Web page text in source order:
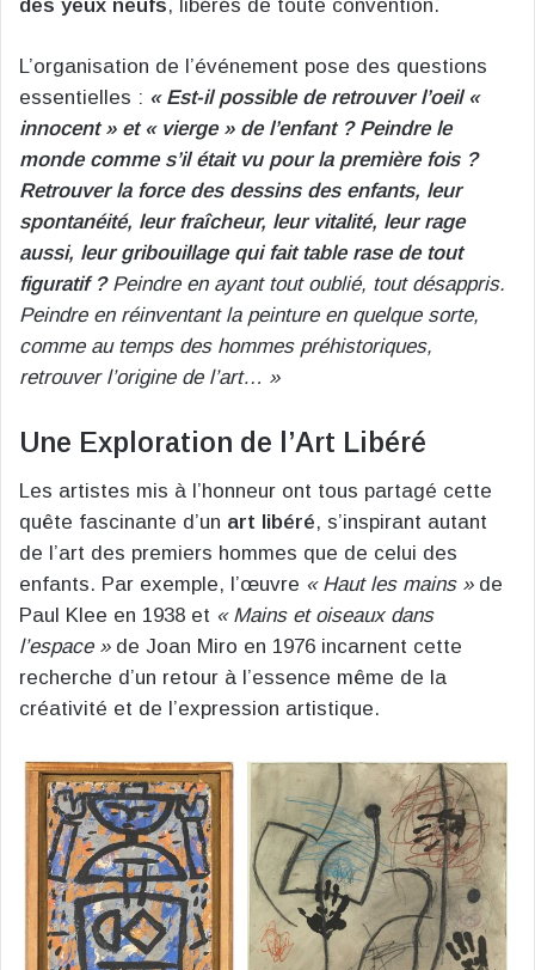
des yeux neufs, libérés de toute convention.
L’organisation de l’événement pose des questions
essentielles : « Est-il possible de retrouver l’oeil «
innocent » et « vierge » de l’enfant ? Peindre le
monde comme s’il était vu pour la première fois ?
Retrouver la force des dessins des enfants, leur
spontanéité, leur fraîcheur, leur vitalité, leur rage
aussi, leur gribouillage qui fait table rase de tout
figuratif ?Peindre en ayant tout oublié, tout désappris.
Peindre en réinventant la peinture en quelque sorte,
comme au temps des hommes préhistoriques,
retrouver l’origine de l’art… »
Une Exploration de l’Art Libéré
Les artistes mis à l’honneur ont tous partagé cette
quête fascinante d’un art libéré, s’inspirant autant
de l’art des premiers hommes que de celui des
enfants. Par exemple, l’œuvre « Haut les mains »de
Paul Klee en 1938 et « Mains et oiseaux dans
l’espace »de Joan Miro en 1976 incarnent cette
recherche d’un retour à l’essence même de la
créativité et de l’expression artistique.